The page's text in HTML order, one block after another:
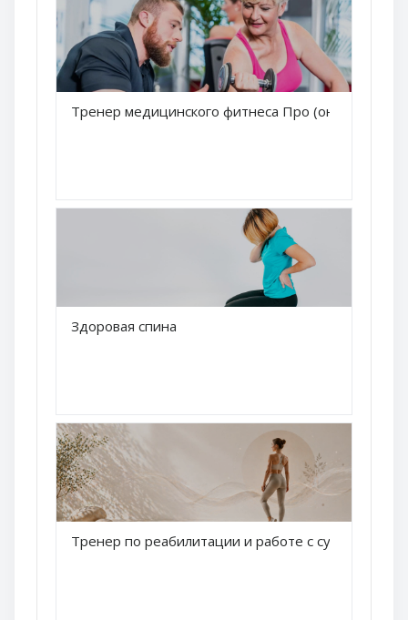
Краткое название курса
Тренер медицинского фитнеса Про (онлайн)
Краткое название курса
Здоровая спина
Краткое название курса
Тренер по реабилитации и работе с суставами